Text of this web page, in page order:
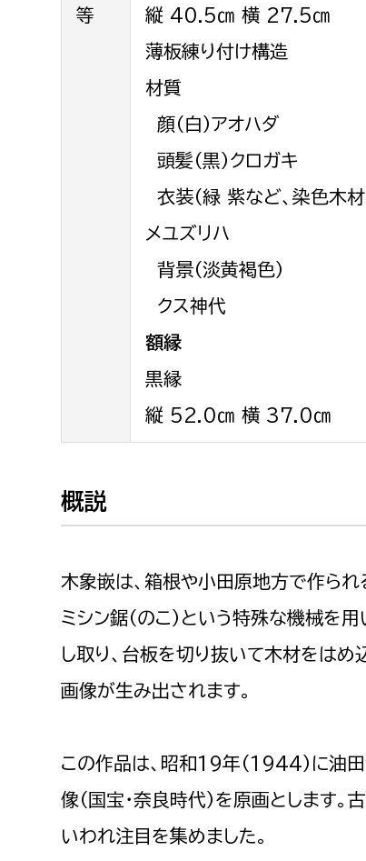
福祉政策課
国県事業推進課
経営総務課
給排水業務課
水道整備課
下水道整備課
教
保
教
農業委員会事務局
農業委員会事務局
議
議
等
縦 40.5㎝ 横 27.5㎝
薄板練り付け構造
材質
顔（白）アオハダ
頭髪（黒）クロガキ
衣装（緑 紫など、染色木材
メユズリハ
背景（淡黄褐色）
クス神代
額縁
黒縁
縦 52.0㎝ 横 37.0㎝
概説
木象嵌は、箱根や小田原地方で作ら
ミシン鋸（のこ）という特殊な機械を
し取り、台板を切り抜いて木材をは
画像が生み出されます。
この作品は、昭和19年（1944）に油
像（国宝・奈良時代）を原画とします
いわれ注目を集めました。